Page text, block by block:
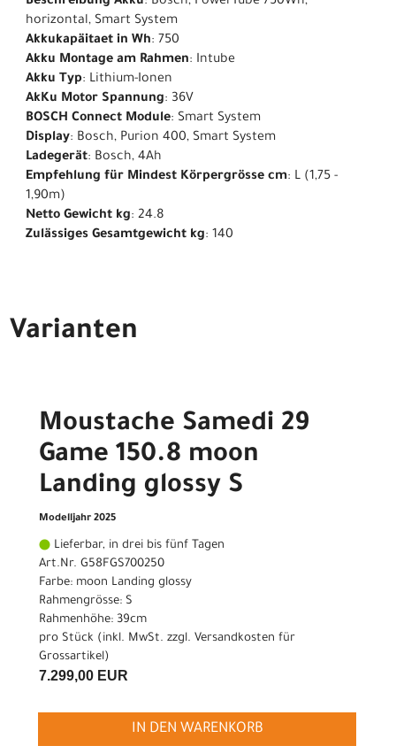
horizontal, Smart System
Akkukapäitaet in Wh: 750
Akku Montage am Rahmen: Intube
Akku Typ: Lithium-Ionen
AkKu Motor Spannung: 36V
BOSCH Connect Module: Smart System
Display: Bosch, Purion 400, Smart System
Ladegerät: Bosch, 4Ah
Empfehlung für Mindest Körpergrösse cm: L (1,75 -
1,90m)
Netto Gewicht kg: 24.8
Zulässiges Gesamtgewicht kg: 140
Varianten
Moustache Samedi 29
Game 150.8 moon
Landing glossy S
Modelljahr 2025
Lieferbar, in drei bis fünf Tagen
Art.Nr. G58FGS700250
Farbe: moon Landing glossy
Rahmengrösse: S
Rahmenhöhe: 39cm
pro Stück (inkl. MwSt. zzgl. Versandkosten für
Grossartikel)
7.299,00 EUR
IN DEN WARENKORB